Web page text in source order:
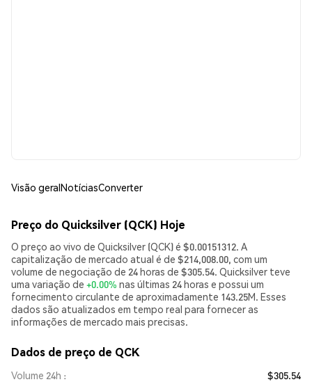
Visão geralNotíciasConverter
Preço do Quicksilver (QCK) Hoje
O preço ao vivo de Quicksilver (QCK) é $0.00151312. A
capitalização de mercado atual é de $214,008.00, com um
volume de negociação de 24 horas de $305.54. Quicksilver teve
uma variação de +0.00% nas últimas 24 horas e possui um
fornecimento circulante de aproximadamente 143.25M. Esses
dados são atualizados em tempo real para fornecer as
informações de mercado mais precisas.
Dados de preço de QCK
Volume 24h
$305.54